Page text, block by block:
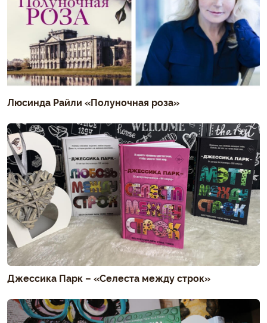
Люсинда Райли «Полуночная роза»
Джессика Парк – «Селеста между строк»